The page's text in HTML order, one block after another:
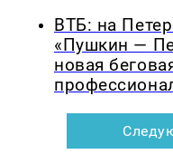
ВТБ: на
«Пушкин —
новая